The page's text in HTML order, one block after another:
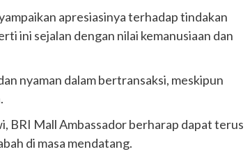
apresiasinya terhadap tindakan
ini sejalan dengan nilai kemanusiaan dan
nyaman dalam bertransaksi, meskipun
BRI Mall Ambassador berharap dapat terus
di masa mendatang.